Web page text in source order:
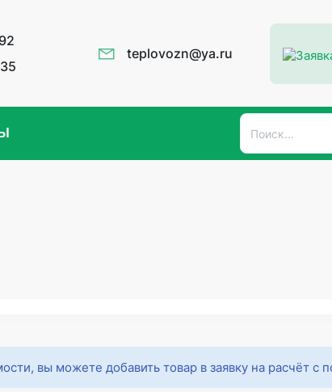
teplovozn@ya.ru
вы можете добавить товар в заявку на расчёт с